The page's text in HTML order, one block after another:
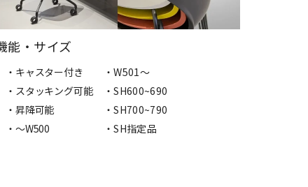
能・サイズ
・キャスター付き
・スタッキング可能
・昇降可能
・〜W500
・W501〜
・SH600~690
・SH700~790
・SH指定品